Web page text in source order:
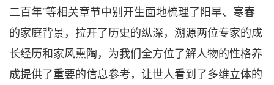
二百年”等相关章节中别开生面地梳理了阳早、寒春
的家庭背景，拉开了历史的纵深，溯源两位专家的成
长经历和家风熏陶，为我们全方位了解人物的性格养
成提供了重要的信息参考，让世人看到了多维立体的